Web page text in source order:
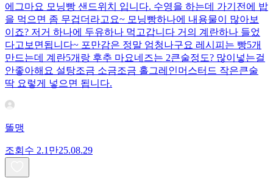
에그마요 모닝빵 샌드위치 입니다. 수영을 하는데 가기전에 밥
을 먹으면 좀 무겁더라고요~ 모닝빵하나에 내용물이 많아보
이죠? 저거 하나에 두유하나 먹고갑니다 거의 계란하나 들었
다고보면됩니다~ 포만감은 정말 엄청나구요 레시피는 빵5개
만드는데 계란5개랑 후추 마요네즈는 2큰술정도? 많이넣는걸
안좋아해요 설탕조금 소금조금 홀그레인머스터드 작은큰술
딱 요렇게 넣으면 됩니다.
똘맹
조회수 2.1만25.08.29